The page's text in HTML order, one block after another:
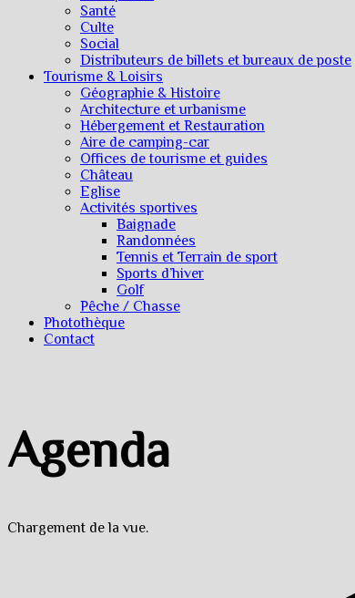
Santé
Culte
Social
Distributeurs de billets et bureaux de poste
Tourisme & Loisirs
Géographie & Histoire
Architecture et urbanisme
Hébergement et Restauration
Aire de camping-car
Offices de tourisme et guides
Château
Eglise
Activités sportives
Baignade
Randonnées
Tennis et Terrain de sport
Sports d’hiver
Golf
Pêche / Chasse
Photothèque
Contact
Agenda
Chargement de la vue.